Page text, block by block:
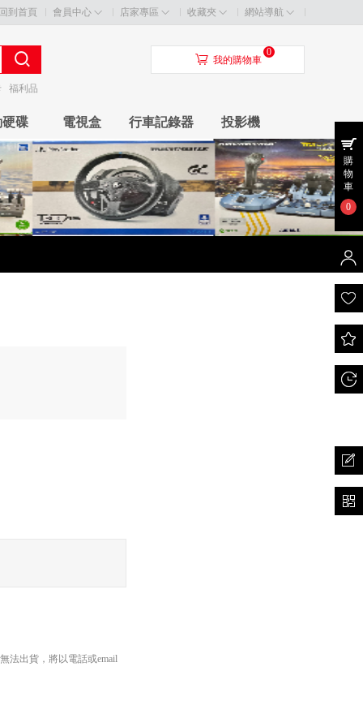
到首頁 會員中心 店家專區 收藏夾 網站導航
福利品
󰃦 我的購物車
0
碟 電視盒 行車記錄器 投影機
法出貨，將以電話或email
購
物
車
0